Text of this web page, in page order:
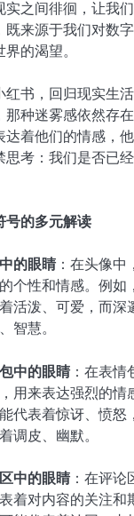
实之间徘徊，让我
既来源于我们对数
的渴望。
红书，回归现实生
那种迷雾感依然存
达着他们的情感，
思考：我们是否已
号的多元解读
的眼睛：在头像中
个性和情感。例如
活泼、可爱，而深
智慧。
中的眼睛：在表情
用来表达强烈的情
代表着惊讶、愤怒
调皮、幽默。
中的眼睛：在评论
着对内容的关注和